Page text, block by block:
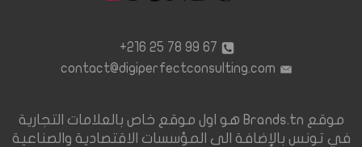
67 99 78 25 216+
contact@digiperfectconsulting.com
موقع Brands.tn هو اول موقع خاص بالعلامات التجارية
في تونس بالإضافة الى المؤسسات الاقتصادية والصناعية